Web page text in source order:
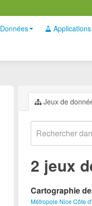
Données Applications
Jeux de
2 jeux
Cartographie
Métropole Nice Côte